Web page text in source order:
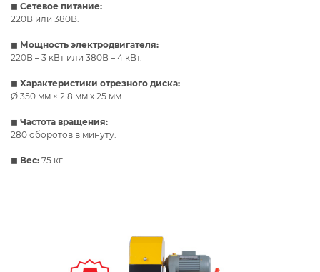
◼ Сетевое питание:
220В или 380В.
◼ Мощность электродвигателя:
220В – 3 кВт или 380В – 4 кВт.
◼ Характеристики отрезного диска:
Ø 350 мм × 2.8 мм х 25 мм
◼ Частота вращения:
280 оборотов в минуту.
◼ Вес: 75 кг.